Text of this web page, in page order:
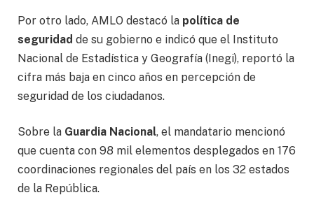
Por otro lado, AMLO destacó la política de
seguridad de su gobierno e indicó que el Instituto
Nacional de Estadística y Geografía (Inegi), reportó la
cifra más baja en cinco años en percepción de
seguridad de los ciudadanos.
Sobre la Guardia Nacional, el mandatario mencionó
que cuenta con 98 mil elementos desplegados en 176
coordinaciones regionales del país en los 32 estados
de la República.